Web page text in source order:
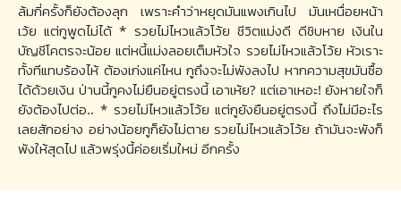
ล้มกี่ครั้งก็ยังต้องลุก เพราะคำว่าหยุดมันแพงเกินไป มันเหนื่อยหน้า
เว้ย แต่กูพูดไม่ได้ * รวยไม่ไหวแล้วโว้ย ชีวิตแม่งดี ดีชิบหาย เงินใน
บัญชีโคตรจะน้อย แต่หนี้แม่งลอยเต็มหัวใจ รวยไม่ไหวแล้วโว้ย หัวเราะ
ทั้งทีแทบร้องไห้ ต้องเก่งแค่ไหน กูถึงจะไม่พังลงไป หากความสุขมันซื้อ
ได้ด้วยเงิน ป่านนี้กูคงไม่ยืนอยู่ตรงนี้ เอาเห้ย? แต่เอาเหอะ! ยังหายใจก็
ยังต้องไปต่อ.. * รวยไม่ไหวแล้วโว้ย แต่กูยังยืนอยู่ตรงนี้ ถึงไม่มีอะไร
เลยสักอย่าง อย่างน้อยกูก็ยังไม่ตาย รวยไม่ไหวแล้วโว้ย ถ้ามันจะพังก็
พังให้สุดไป แล้วพรุ่งนี้ค่อยเริ่มใหม่ อีกครั้ง